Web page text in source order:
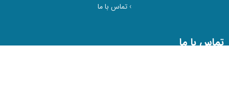
›تماس با ما
تماس با ما